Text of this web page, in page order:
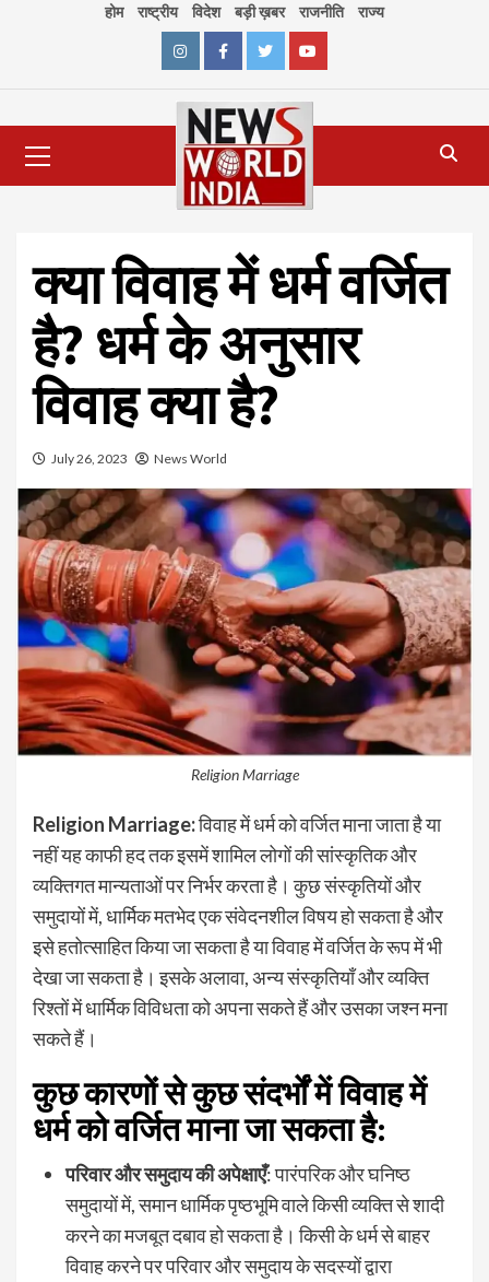
होम राष्ट्रीय विदेश बड़ी ख़बर राजनीति राज्य
InstagramFacebookTwitterYoutube
Menu
क्या विवाह में धर्म वर्जित
है? धर्म के अनुसार
विवाह क्या है?
July 26, 2023 News World
Religion Marriage
Religion Marriage:विवाह में धर्म को वर्जित माना जाता है या
नहीं यह काफी हद तक इसमें शामिल लोगों की सांस्कृतिक और
व्यक्तिगत मान्यताओं पर निर्भर करता है। कुछ संस्कृतियों और
समुदायों में, धार्मिक मतभेद एक संवेदनशील विषय हो सकता है और
इसे हतोत्साहित किया जा सकता है या विवाह में वर्जित के रूप में भी
देखा जा सकता है। इसके अलावा, अन्य संस्कृतियाँ और व्यक्ति
रिश्तों में धार्मिक विविधता को अपना सकते हैं और उसका जश्न मना
सकते हैं।
कुछ कारणों से कुछ संदर्भों में विवाह में
धर्म को वर्जित माना जा सकता है:
परिवार और समुदाय की अपेक्षाएँ: पारंपरिक और घनिष्ठ
समुदायों में, समान धार्मिक पृष्ठभूमि वाले किसी व्यक्ति से शादी
करने का मजबूत दबाव हो सकता है। किसी के धर्म से बाहर
विवाह करने पर परिवार और समुदाय के सदस्यों द्वारा